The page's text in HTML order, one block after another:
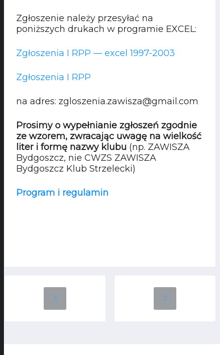
Zgłoszenie należy przesyłać na
poniższych drukach w programie EXCEL:
Zgłoszenia I RPP — excel 1997-2003
Zgłoszenia I RPP
na adres: zgloszenia.zawisza@gmail.com
Prosimy o wypełnianie zgłoszeń zgodnie
ze wzorem, zwracając uwagę na wielkość
liter i formę nazwy klubu (np. ZAWISZA
Bydgoszcz, nie CWZS ZAWISZA
Bydgoszcz Klub Strzelecki)
Program i regulamin